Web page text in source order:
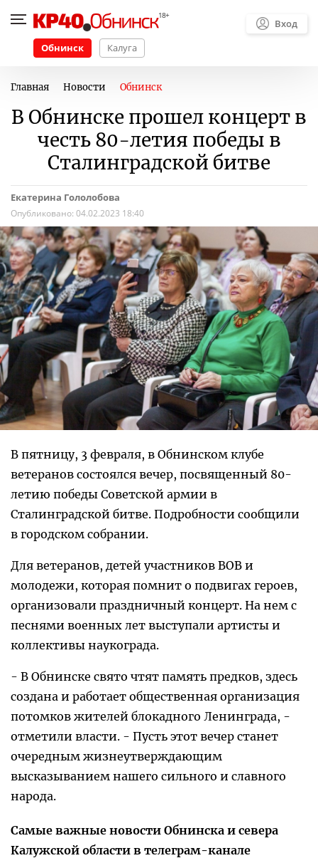
Обнинск Калуга
Вход
Главная Новости Обнинск
В Обнинске прошел концерт в
честь 80-летия победы в
Сталинградской битве
Екатерина Гололобова
Опубликовано: 04.02.2023 18:40
В пятницу, 3 февраля, в Обнинском клубе
ветеранов состоялся вечер, посвященный 80-
летию победы Советской армии в
Сталинградской битве. Подробности сообщили
в городском собрании.
Для ветеранов, детей участников ВОВ и
молодежи, которая помнит о подвигах героев,
организовали праздничный концерт. На нем с
песнями военных лет выступали артисты и
коллективы наукограда.
- В Обнинске свято чтят память предков, здесь
создана и работает общественная организация
потомков жителей блокадного Ленинграда, -
отметили власти. - Пусть этот вечер станет
очередным жизнеутверждающим
высказыванием нашего сильного и славного
народа.
Самые важные новости Обнинска и севера
Калужской области в телеграм-канале